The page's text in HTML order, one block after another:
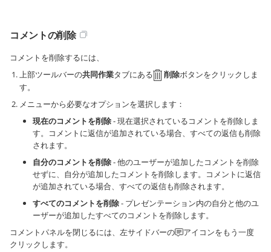
コメントの削除
コメントを削除するには、
上部ツールバーの共同作業タブにある 削除ボタンをクリックしま
す。
メニューから必要なオプションを選択します：
現在のコメントを削除- 現在選択されているコメントを削除しま
す。コメントに返信が追加されている場合、すべての返信も削除
されます。
自分のコメントを削除- 他のユーザーが追加したコメントを削除
せずに、自分が追加したコメントを削除します。コメントに返信
が追加されている場合、すべての返信も削除されます。
すべてのコメントを削除- プレゼンテーション内の自分と他のユ
ーザーが追加したすべてのコメントを削除します。
コメントパネルを閉じるには、左サイドバーの
アイコンをもう一度
クリックします。